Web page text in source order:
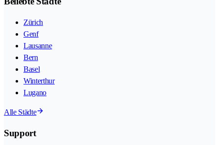
Zürich
Genf
Lausanne
Bern
Basel
Winterthur
Lugano
Alle Städte
Support